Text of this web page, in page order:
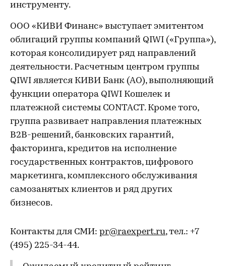
инструменту.
ООО «КИВИ Финанс» выступает эмитентом
облигаций группы компаний QIWI («Группа»),
которая консолидирует ряд направлений
деятельности. Расчетным центром группы
QIWI является КИВИ Банк (АО), выполняющий
функции оператора QIWI Кошелек и
платежной системы CONTACT. Кроме того,
группа развивает направления платежных
В2В-решений, банковских гарантий,
факторинга, кредитов на исполнение
государственных контрактов, цифрового
маркетинга, комплексного обслуживания
самозанятых клиентов и ряд других
бизнесов.
Контакты для СМИ: pr@raexpert.ru, тел.: +7
(495) 225-34-44.